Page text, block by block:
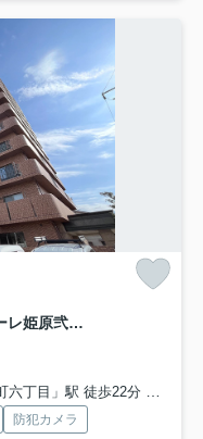
☆選べる家具プレゼント☆サントノーレ姫原弐番館
六丁目」駅 徒歩22分
伊予鉄
防犯カメラ